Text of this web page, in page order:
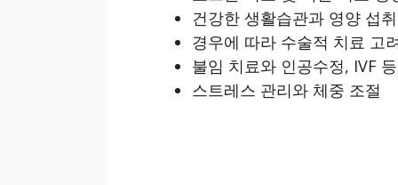
건강한 생활습관과 영양 섭취
경우에 따라 수술적 치료 고
불임 치료와 인공수정, IVF
스트레스 관리와 체중 조절